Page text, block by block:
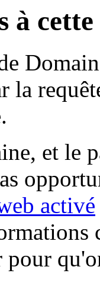
à
la
et le
activé
pour